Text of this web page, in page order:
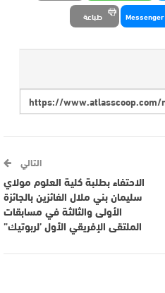
Messenger طباعة
التالي
الاحتفاء بطلبة كلية العلوم مولاي
سليمان بني ملال الفائزين بالجائزة
الأولى والثالثة في مسابقات
الملتقى الإفريقي الأول ’لربوتيك”